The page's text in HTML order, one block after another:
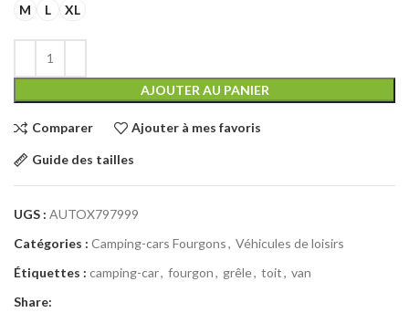
M L XL
AJOUTER AU PANIER
Comparer Ajouter à mes favoris
Guide des tailles
UGS : AUTOX797999
Catégories : Camping-cars Fourgons, Véhicules de loisirs
Étiquettes : camping-car, fourgon, grêle, toit, van
Share: